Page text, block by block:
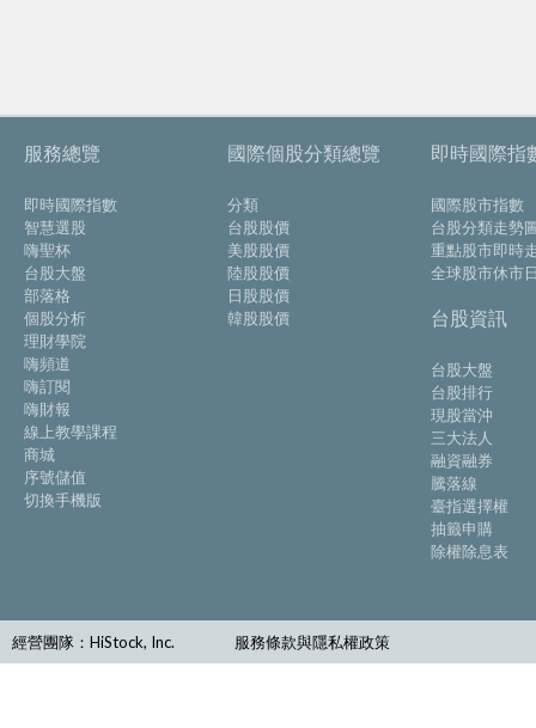
服務總覽
即時國際指數
智慧選股
嗨聖杯
台股大盤
部落格
個股分析
理財學院
嗨頻道
嗨訂閱
嗨財報
線上教學課程
商城
序號儲值
切換手機版
國際個股分類總覽
分類
台股股價
美股股價
陸股股價
日股股價
韓股股價
即時國際指
國際股市指數
台股分類走勢
重點股市即時
全球股市休市
台股資訊
台股大盤
台股排行
現股當沖
三大法人
融資融券
騰落線
臺指選擇權
抽籤申購
除權除息表
經營團隊：HiStock, Inc. 服務條款與隱私權政策